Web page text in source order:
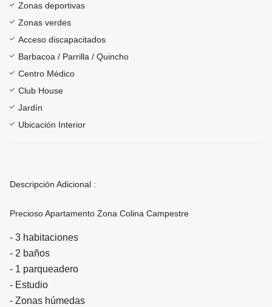
Zonas deportivas
Zonas verdes
Acceso discapacitados
Barbacoa / Parrilla / Quincho
Centro Médico
Club House
Jardín
Ubicación Interior
Descripción Adicional :
Precioso Apartamento Zona Colina Campestre
- 3 habitaciones
- 2 baños
- 1 parqueadero
- Estudio
- Zonas húmedas